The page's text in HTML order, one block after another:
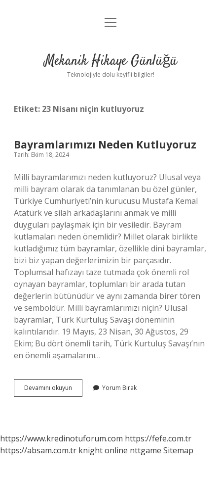
Anasayfa
Yasal Uyarı
menüyü
Mekanik Hikaye Günlüğü
Teknolojiyle dolu keyifli bilgiler!
Etiket: 23 Nisanı niçin kutluyoruz
Bayramlarımızı Neden Kutluyoruz
Tarih: Ekim 18, 2024
Milli bayramlarımızı neden kutluyoruz? Ulusal veya
milli bayram olarak da tanımlanan bu özel günler,
Türkiye Cumhuriyeti’nin kurucusu Mustafa Kemal
Atatürk ve silah arkadaşlarını anmak ve milli
duyguları paylaşmak için bir vesiledir. Bayram
kutlamaları neden önemlidir? Millet olarak birlikte
kutladığımız tüm bayramlar, özellikle dini bayramlar,
bizi biz yapan değerlerimizin bir parçasıdır.
Toplumsal hafızayı taze tutmada çok önemli rol
oynayan bayramlar, toplumları bir arada tutan
değerlerin bütünüdür ve aynı zamanda birer tören
ve semboldür. Milli bayramlarımızı niçin? Ulusal
bayramlar, Türk Kurtuluş Savaşı döneminin
kalıntılarıdır. 19 Mayıs, 23 Nisan, 30 Ağustos, 29
Ekim; Bu dört önemli tarih, Türk Kurtuluş Savaşı’nın
en önemli aşamalarını…
Devamını okuyun Bayramlarımızı
Neden
Yorum Bırak
https://www.kredinotuforum.com https://fefe.com.tr
https://absam.com.tr knight online nttgame Sitemap